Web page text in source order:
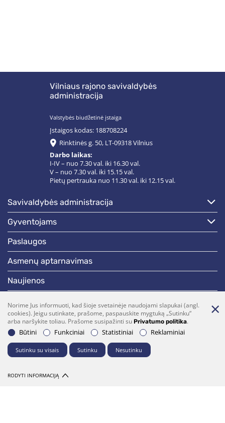
Vilniaus rajono savivaldybės
administracija
Valstybės biudžetinė įstaiga
Įstaigos kodas: 188708224
Rinktinės g. 50, LT-09318 Vilnius
Darbo laikas:
I-IV – nuo 7.30 val. iki 16.30 val.
V – nuo 7.30 val. iki 15.15 val.
Pietų pertrauka nuo 11.30 val. iki 12.15 val.
savivaldybės administracija
gyventojams
paslaugos
asmenų aptarnavimas
naujienos
darbotvarkės
Bendraukime
Norime Jus informuoti, kad šioje svetainėje naudojami slapukai (angl.
cookies). Jeigu sutinkate, prašome, paspauskite mygtuką „Sutinku“
arba naršykite toliau. Prašome susipažinti su Privatumo politika.
Būtini
Funkciniai Statistiniai Reklaminiai
Sutinku su visais Sutinku Nesutinku
RODYTI INFORMACIJĄ